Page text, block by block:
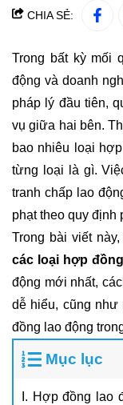
CHIA SẺ:
Trong bất kỳ mối
động và doanh
pháp lý đầu tiên,
vụ giữa hai bên.
bao nhiêu loại
từng loại là gì.
tranh chấp lao
phạt theo quy định
Trong bài viết
các loại hợp
động mới nhất,
dễ hiểu, cũng
đồng lao động
Mục lục
I. Hợp đồng lao